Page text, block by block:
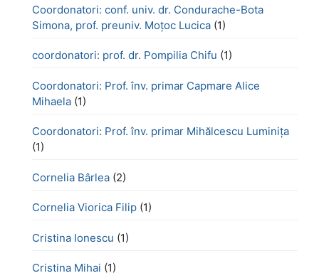
Coordonatori: conf. univ. dr. Condurache-Bota
Simona, prof. preuniv. Moțoc Lucica (1)
coordonatori: prof. dr. Pompilia Chifu (1)
Coordonatori: Prof. înv. primar Capmare Alice
Mihaela (1)
Coordonatori: Prof. înv. primar Mihălcescu Luminița
(1)
Cornelia Bârlea (2)
Cornelia Viorica Filip (1)
Cristina Ionescu (1)
Cristina Mihai (1)